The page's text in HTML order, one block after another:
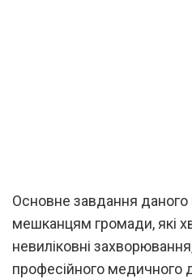
Основне завдання
мешканцям громади, які
невиліковні
професійного медичного